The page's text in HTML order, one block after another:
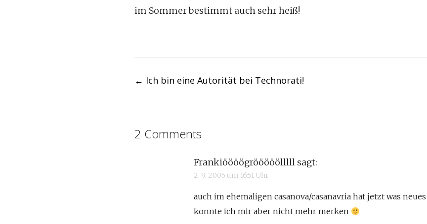
im Sommer bestimmt auch sehr heiß!
← Ich bin eine Autorität bei Technorati!
2 Comments
Frankiöööögrööööölllll sagt:
2. 9. 2005 um 16:51 Uhr
auch im ehemaligen casanova/casanavria hat jetzt was
konnte ich mir aber nicht mehr merken